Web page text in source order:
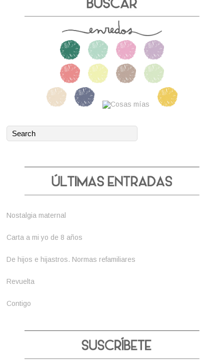
Nostalgia maternal
Carta a mi yo de 8 años
De hijos e hijastros. Normas refamiliares
Revuelta
Contigo